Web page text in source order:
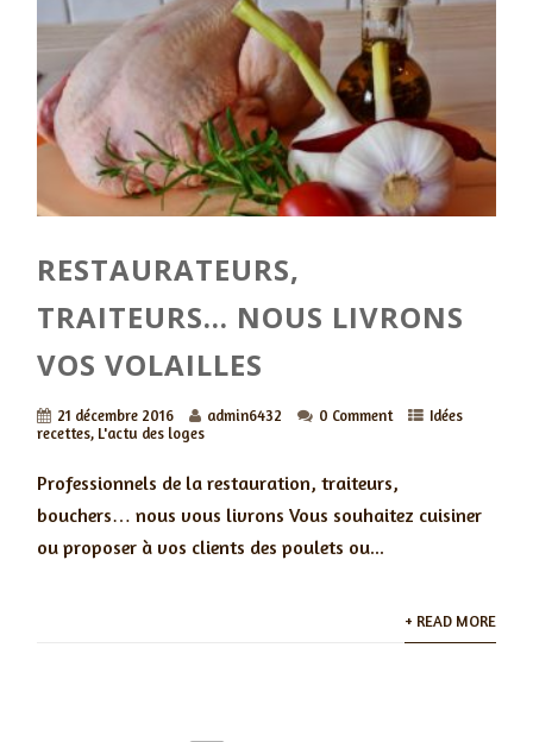
RESTAURATEURS,
TRAITEURS… NOUS LIVRONS
VOS VOLAILLES
21 décembre 2016 admin6432 0 Comment
Idées
recettes, L'actu des loges
Professionnels de la restauration, traiteurs,
bouchers… nous vous livrons Vous souhaitez cuisiner
ou proposer à vos clients des poulets ou...
+ READ MORE